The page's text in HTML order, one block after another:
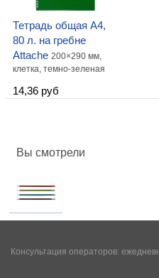
Тетрадь общая А4,
80 л. на гребне
Attache 200×290 мм,
клетка, темно-зеленая
14,36 руб
Вы смотрели
Консультация операторов: